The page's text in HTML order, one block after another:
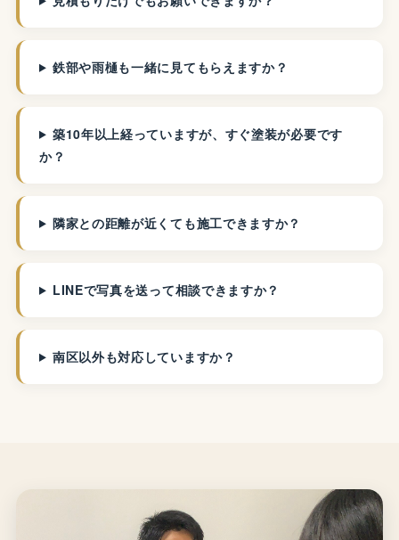
鉄部や雨樋も一緒に見てもらえますか？
築10年以上経っていますが、すぐ塗装が必要です
か？
隣家との距離が近くても施工できますか？
LINEで写真を送って相談できますか？
南区以外も対応していますか？